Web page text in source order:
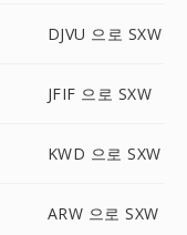
DJVU 으로 SXW
JFIF 으로 SXW
KWD 으로 SXW
ARW 으로 SXW